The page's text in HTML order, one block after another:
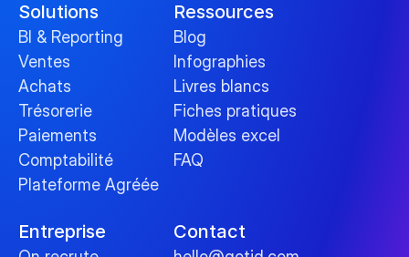
Solutions
BI & Reporting
Ventes
Achats
Trésorerie
Paiements
Comptabilité
Plateforme Agréée
Ressources
Blog
Infographies
Livres blancs
Fiches pratiques
Modèles excel
FAQ
Entreprise Contact